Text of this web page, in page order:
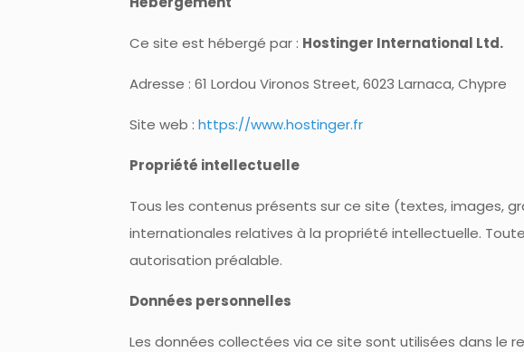
Ce site est hébergé par : Hostinger International Ltd.
Adresse : 61 Lordou Vironos Street, 6023 Larnaca, Chypre
Site web : https://www.hostinger.fr
Propriété intellectuelle
Tous les contenus présents sur ce site (textes, images,
internationales relatives à la propriété intellectuelle.
autorisation préalable.
Données personnelles
Les données collectées via ce site sont utilisées dans le